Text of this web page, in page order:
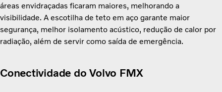
áreas envidraçadas ficaram maiores, melhorando a
visibilidade. A escotilha de teto em aço garante maior
segurança, melhor isolamento acústico, redução de calor por
radiação, além de servir como saída de emergência.
Conectividade do Volvo FMX